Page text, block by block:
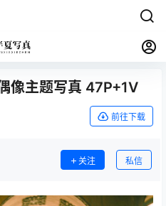
像主题写真 47P+1V
前往下载
关注 私信